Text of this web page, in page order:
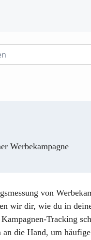
Werbekampagne
von
wir dir, wie du in
Tracking
an die Hand, um